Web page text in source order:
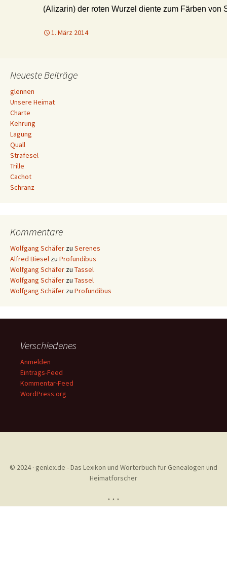
(Alizarin) der roten Wurzel diente zum Färben von
1. März 2014
Neueste Beiträge
glennen
Unsere Heimat
Charte
Kehrung
Lagung
Quall
Strafesel
Trille
Cachot
Schranz
Kommentare
Wolfgang Schäfer zu Serenes
Alfred Biesel zu Profundibus
Wolfgang Schäfer zu Tassel
Wolfgang Schäfer zu Tassel
Wolfgang Schäfer zu Profundibus
Verschiedenes
Anmelden
Eintrags-Feed
Kommentar-Feed
WordPress.org
© 2024 · genlex.de - Das Lexikon und Wörterbuch für Genealogen und
Heimatforscher
* * *